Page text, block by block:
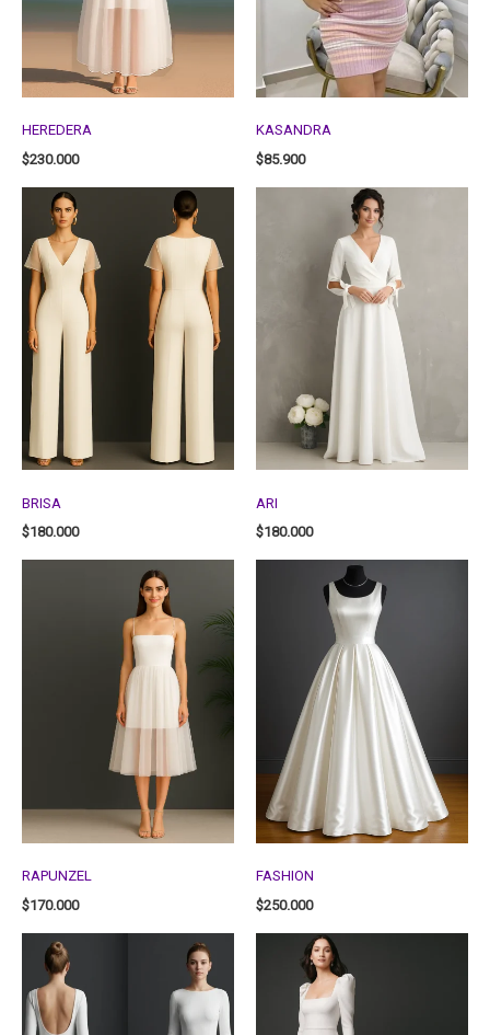
HEREDERA
$230.000
KASANDRA
$85.900
BRISA
$180.000
ARI
$180.000
RAPUNZEL
$170.000
FASHION
$250.000